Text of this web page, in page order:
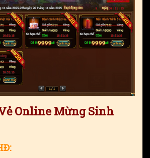
Online Mừng Sinh